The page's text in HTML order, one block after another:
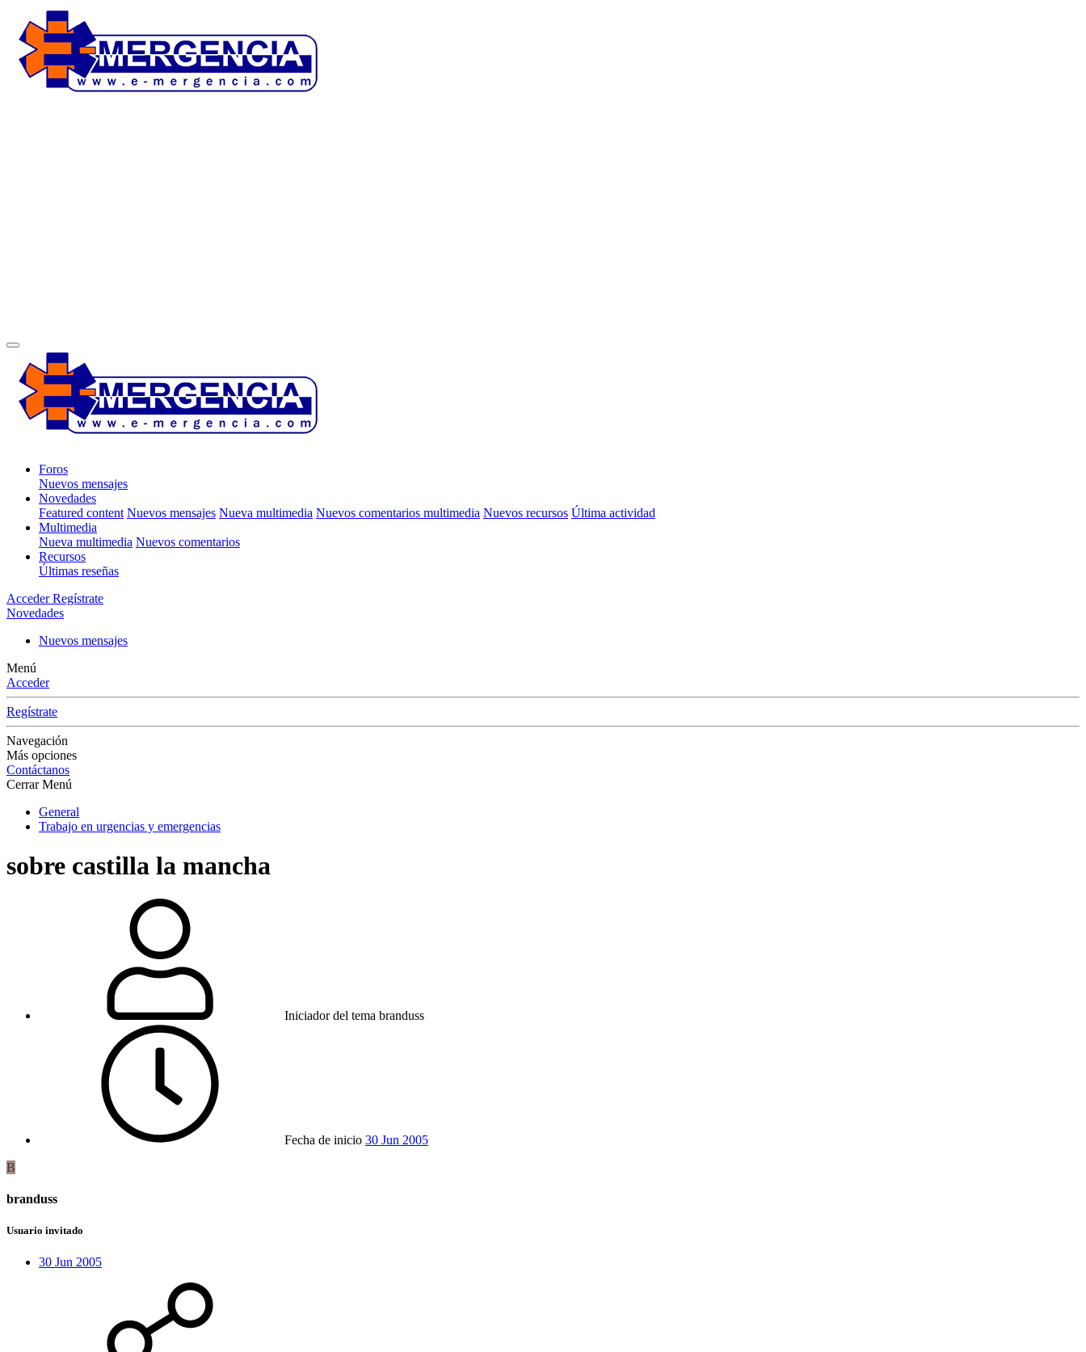
Foros
Nuevos mensajes
Novedades
Featured content Nuevos mensajes Nueva multimedia Nuevos comentarios multimedia Nuevos recursos Última actividad
Multimedia
Nueva multimedia Nuevos comentarios
Recursos
Últimas reseñas
Acceder Regístrate
Novedades
Nuevos mensajes
Menú
Acceder
Regístrate
Navegación
Más opciones
Contáctanos
Cerrar Menú
General
Trabajo en urgencias y emergencias
sobre castilla la mancha
Iniciador del tema branduss
Fecha de inicio 30 Jun 2005
B
branduss
Usuario invitado
30 Jun 2005